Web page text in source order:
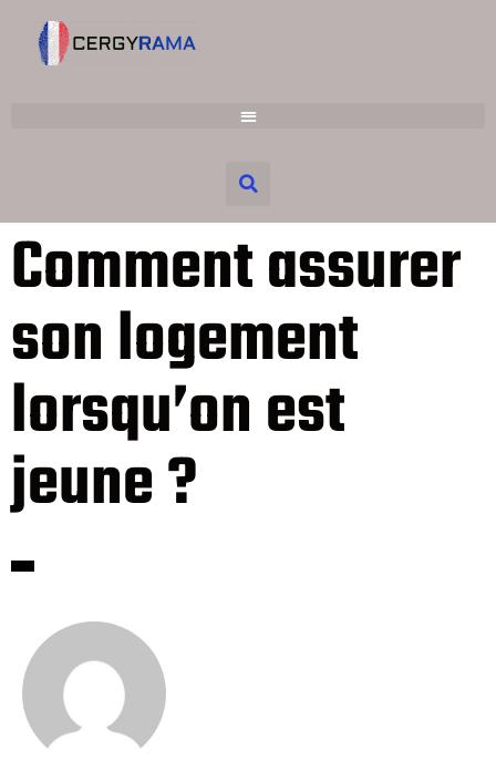
Comment assurer
son logement
lorsqu’on est
jeune ?